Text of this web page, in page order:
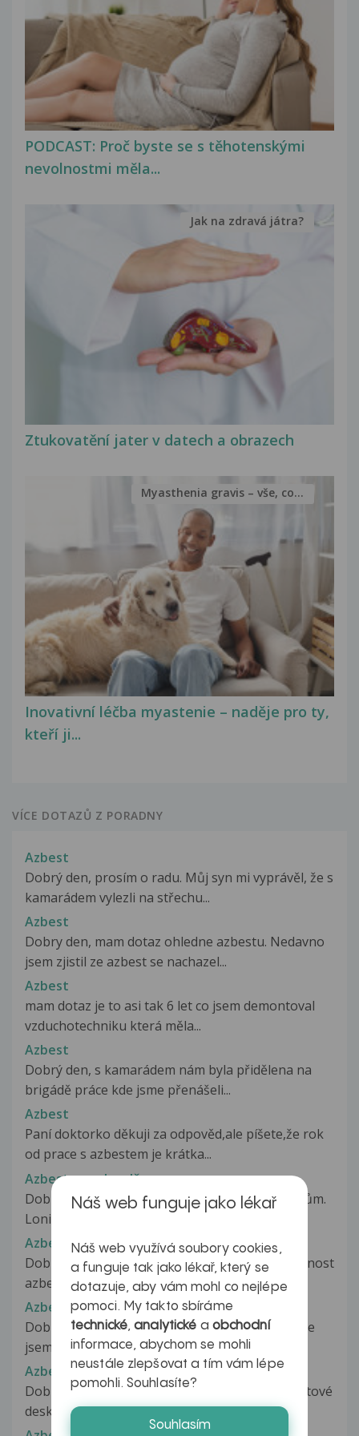
PODCAST: Proč byste se s těhotenskými
nevolnostmi měla...
Ztukovatění jater v datech a obrazech
Jak na zdravá játra?
Inovativní léčba myastenie – naděje pro ty,
kteří ji...
Myasthenia gravis – vše, co...
VÍCE DOTAZŮ Z PORADNY
Azbest
Dobrý den, prosím o radu. Můj syn mi vyprávěl, že s
kamarádem vylezli na střechu...
Azbest
Dobry den, mam dotaz ohledne azbestu. Nedavno
jsem zjistil ze azbest se nachazel...
Azbest
mam dotaz je to asi tak 6 let co jsem demontoval
vzduchotechniku která měla...
Azbest
Dobrý den, s kamarádem nám byla přidělena na
brigádě práce kde jsme přenášeli...
Azbest
Paní doktorko děkuji za odpověd,ale píšete,že rok
od prace s azbestem je krátka...
Azbest na zahradě
Dobrý den. před třemi lety jsme koupili starší dům.
Loni a letos jsme začali...
Azbest, rizika
Dobrý den, našel jsem pár dotazů na nebezpečnost
azbestu. Byl jsem u známého...
Azbest, skelná vlákna a jiné hrůzy :)
Dobrý den, chtěla bych se zeptat- předesílám, že
jsem hypochondr a asi se...
Azbestové desky
Dobrý den, na chatě máme okolo kamen azbestové
desky. Mám strach, že jsou pro...
Náš web funguje jako lékař
Náš web využívá soubory cookies,
a funguje tak jako lékař, který se
dotazuje, aby vám mohl co nejlépe
pomoci. My takto sbíráme
technické,analytické a obchodní
informace, abychom se mohli
neustále zlepšovat a tím vám lépe
pomohli. Souhlasíte?
Souhlasím